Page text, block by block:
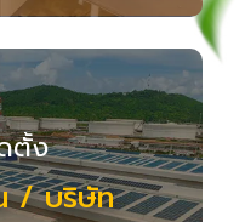
ตั้ง
/ บริษัท